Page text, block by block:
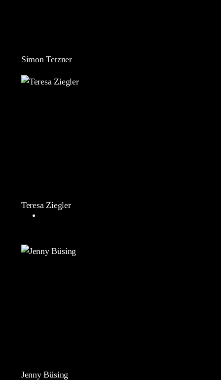
Simon Tetzner
Teresa Ziegler
Jenny Büsing